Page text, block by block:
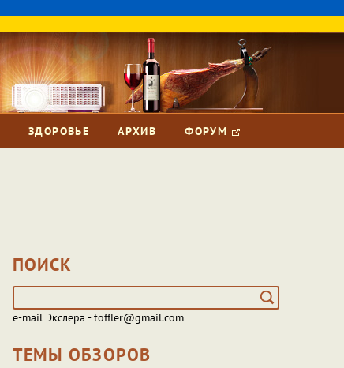
ЗДОРОВЬЕ АРХИВ ФОРУМ
ПОИСК
e-mail Экслера - toffler@gmail.com
ТЕМЫ ОБЗОРОВ